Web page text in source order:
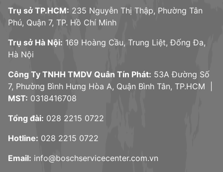
Trụ sở TP.HCM: 235 Nguyễn Thị Thập, Phường Tân
Phú, Quận 7, TP. Hồ Chí Minh
Trụ sở Hà Nội: 169 Hoàng Cầu, Trung Liệt, Đống Đa,
Hà Nội
Công Ty TNHH TMDV Quân Tín Phát: 53A Đường Số
7, Phường Bình Hưng Hòa A, Quận Bình Tân, TP.HCM |
MST: 0318416708
Tổng đài: 028 2215 0722
Hotline: 028 2215 0722
Email: info@boschservicecenter.com.vn